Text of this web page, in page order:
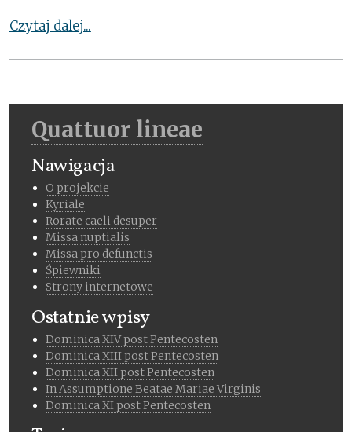
Czytaj dalej...
Quattuor lineae
Nawigacja
O projekcie
Kyriale
Rorate caeli desuper
Missa nuptialis
Missa pro defunctis
Śpiewniki
Strony internetowe
Ostatnie wpisy
Dominica XIV post Pentecosten
Dominica XIII post Pentecosten
Dominica XII post Pentecosten
In Assumptione Beatae Mariae Virginis
Dominica XI post Pentecosten